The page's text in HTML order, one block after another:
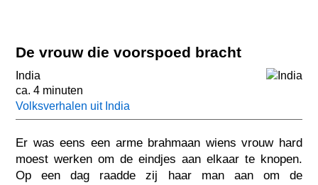
De vrouw die voorspoed bracht
India
ca. 4 minuten
Volksverhalen uit India
Er was eens een arme brahmaan wiens vrouw hard
moest werken om de eindjes aan elkaar te knopen.
Op een dag raadde zij haar man aan om de